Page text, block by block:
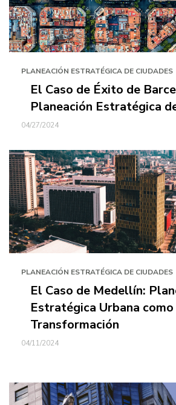
PLANEACIÓN ESTRATÉGICA DE CIUDADES
El Caso de Éxito de
Planeación Estratégica
04/27/2024
PLANEACIÓN ESTRATÉGICA DE CIUDADES
El Caso de Medellín:
Estratégica Urbana
Transformación
04/11/2024